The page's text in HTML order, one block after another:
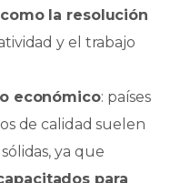
la resolución
y el trabajo
económico: países
de calidad suelen
ya que
para